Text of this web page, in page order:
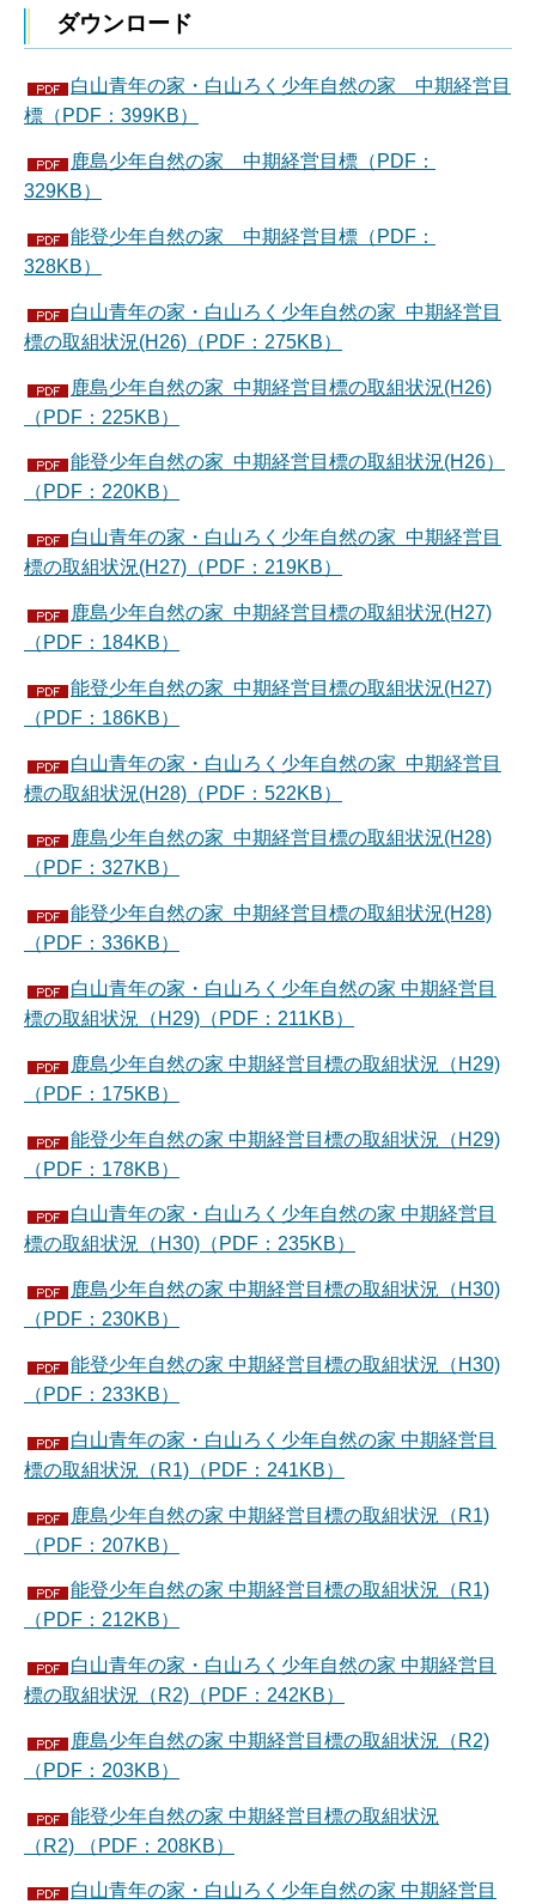
ダウンロード
白山青年の家・白山ろく少年自然の家 中期経営目
標（PDF：399KB）
鹿島少年自然の家 中期経営目標（PDF：
329KB）
能登少年自然の家 中期経営目標（PDF：
328KB）
白山青年の家・白山ろく少年自然の家 中期経営目
標の取組状況(H26)（PDF：275KB）
鹿島少年自然の家 中期経営目標の取組状況(H26)
（PDF：225KB）
能登少年自然の家 中期経営目標の取組状況(H26）
（PDF：220KB）
白山青年の家・白山ろく少年自然の家 中期経営目
標の取組状況(H27)（PDF：219KB）
鹿島少年自然の家 中期経営目標の取組状況(H27)
（PDF：184KB）
能登少年自然の家 中期経営目標の取組状況(H27)
（PDF：186KB）
白山青年の家・白山ろく少年自然の家 中期経営目
標の取組状況(H28)（PDF：522KB）
鹿島少年自然の家 中期経営目標の取組状況(H28)
（PDF：327KB）
能登少年自然の家 中期経営目標の取組状況(H28)
（PDF：336KB）
白山青年の家・白山ろく少年自然の家 中期経営目
標の取組状況（H29)（PDF：211KB）
鹿島少年自然の家 中期経営目標の取組状況（H29)
（PDF：175KB）
能登少年自然の家 中期経営目標の取組状況（H29)
（PDF：178KB）
白山青年の家・白山ろく少年自然の家 中期経営目
標の取組状況（H30)（PDF：235KB）
鹿島少年自然の家 中期経営目標の取組状況（H30)
（PDF：230KB）
能登少年自然の家 中期経営目標の取組状況（H30)
（PDF：233KB）
白山青年の家・白山ろく少年自然の家 中期経営目
標の取組状況（R1)（PDF：241KB）
鹿島少年自然の家 中期経営目標の取組状況（R1)
（PDF：207KB）
能登少年自然の家 中期経営目標の取組状況（R1)
（PDF：212KB）
白山青年の家・白山ろく少年自然の家 中期経営目
標の取組状況（R2)（PDF：242KB）
鹿島少年自然の家 中期経営目標の取組状況（R2)
（PDF：203KB）
能登少年自然の家 中期経営目標の取組状況
（R2) （PDF：208KB）
白山青年の家・白山ろく少年自然の家 中期経営目